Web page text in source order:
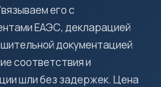
его с
ЕАЭС, декларацией
документацией
соответствия и
шли без задержек. Цена